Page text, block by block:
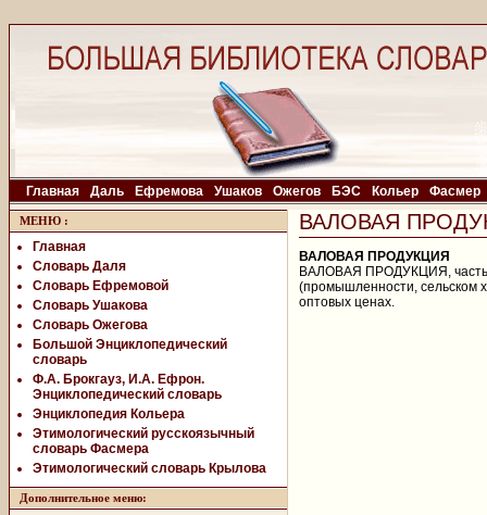
Главная Даль Ефремова Ушаков Ожегов БЭС Кольер Фасмер
МЕНЮ :
Главная
Словарь Даля
Словарь Ефремовой
Словарь Ушакова
Словарь Ожегова
Большой Энциклопедический
словарь
Ф.А. Брокгауз, И.А. Ефрон.
Энциклопедический словарь
Энциклопедия Кольера
Этимологический русскоязычный
словарь Фасмера
Этимологический словарь Крылова
Дополнительное меню:
ВАЛОВАЯ
ВАЛОВАЯ ПРОДУКЦИЯ
ВАЛОВАЯ ПРОДУКЦИЯ, часть
(промышленности, сельском
оптовых ценах.